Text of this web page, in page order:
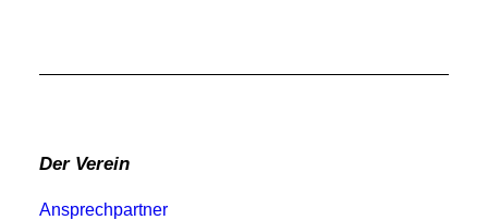
Der Verein
Ansprechpartner